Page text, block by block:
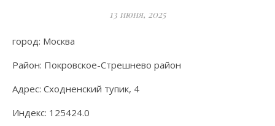
13 июня, 2025
город: Москва
Район: Покровское-Стрешнево район
Адрес: Сходненский тупик, 4
Индекс: 125424.0